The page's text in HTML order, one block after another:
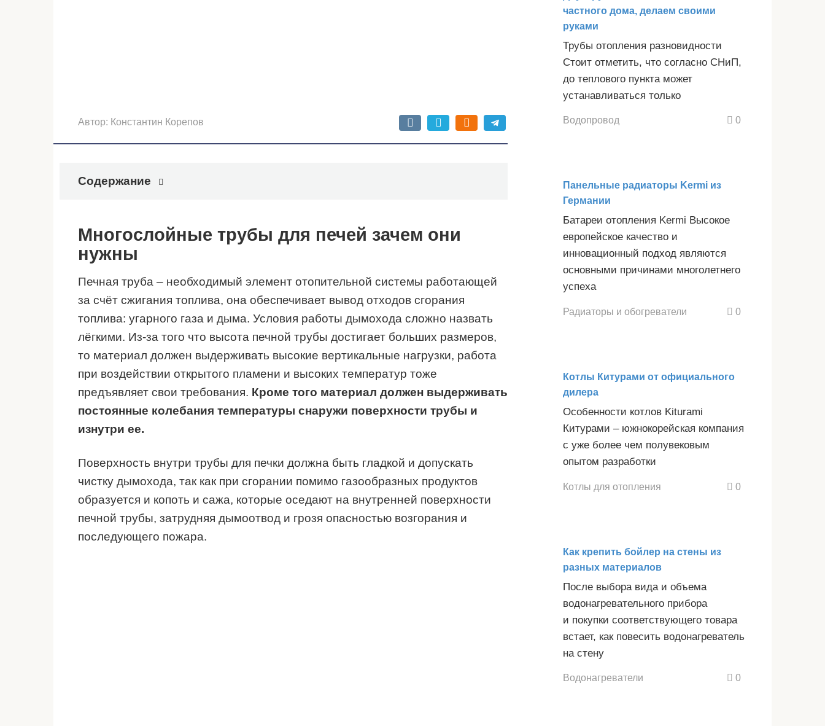
Автор: Константин Корепов
Содержание
Многослойные трубы для печей зачем они
нужны
Печная труба – необходимый элемент отопительной системы работающей
за счёт сжигания топлива, она обеспечивает вывод отходов сгорания
топлива: угарного газа и дыма. Условия работы дымохода сложно назвать
лёгкими. Из-за того что высота печной трубы достигает больших размеров,
то материал должен выдерживать высокие вертикальные нагрузки, работа
при воздействии открытого пламени и высоких температур тоже
предъявляет свои требования. Кроме того материал должен выдерживать
постоянные колебания температуры снаружи поверхности трубы и
изнутри ее.
Поверхность внутри трубы для печки должна быть гладкой и допускать
чистку дымохода, так как при сгорании помимо газообразных продуктов
образуется и копоть и сажа, которые оседают на внутренней поверхности
печной трубы, затрудняя дымоотвод и грозя опасностью возгорания и
последующего пожара.
частного дома, делаем своими
руками
Трубы отопления разновидности
Стоит отметить, что согласно СНиП,
до теплового пункта может
устанавливаться только
Водопровод 0
Панельные радиаторы Kermi из
Германии
Батареи отопления Kermi Высокое
европейское качество и
инновационный подход являются
основными причинами многолетнего
успеха
Радиаторы и обогреватели 0
Котлы Китурами от официального
дилера
Особенности котлов Kiturami
Китурами – южнокорейская компания
с уже более чем полувековым
опытом разработки
Котлы для отопления 0
Как крепить бойлер на стены из
разных материалов
После выбора вида и объема
водонагревательного прибора
и покупки соответствующего товара
встает, как повесить водонагреватель
на стену
Водонагреватели 0